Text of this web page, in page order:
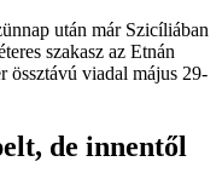
után már Szicíliában
szakasz az Etnán
össztávú viadal május 29-
de innentől